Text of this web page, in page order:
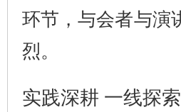
环节，与会者与演
烈。
实践深耕 一线探